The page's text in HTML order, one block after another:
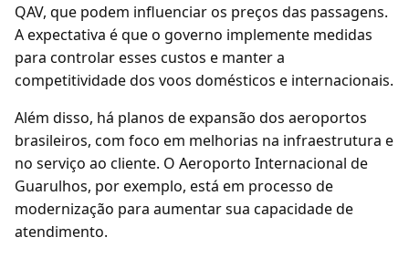
QAV, que podem influenciar os preços das passagens.
A expectativa é que o governo implemente medidas
para controlar esses custos e manter a
competitividade dos voos domésticos e internacionais.
Além disso, há planos de expansão dos aeroportos
brasileiros, com foco em melhorias na infraestrutura e
no serviço ao cliente. O Aeroporto Internacional de
Guarulhos, por exemplo, está em processo de
modernização para aumentar sua capacidade de
atendimento.